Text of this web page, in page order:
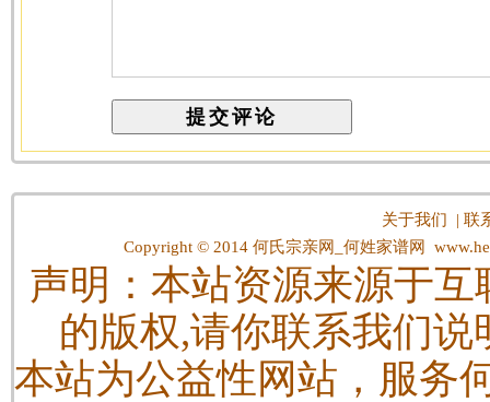
关于我们 |联
Copyright © 2014 何氏宗亲网_何姓家谱网
声明：本站资源来源于
的版权,请你联系我们
本站为公益性网站，服务